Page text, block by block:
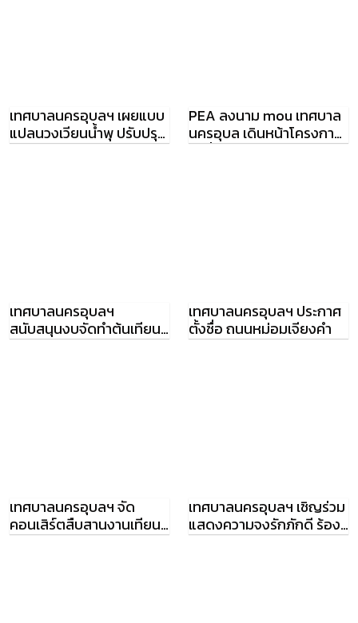
เทศบาลนครอุบลฯ เผยแบบ
แปลนวงเวียนน้ำพุ ปรับปรุง
ใหม่
PEA ลงนาม mou เทศบาล
นครอุบล เดินหน้าโครงการ
เคเบิ้ลใต้ดิน
เทศบาลนครอุบลฯ
สนับสนุนงบจัดทำต้นเทียน-
ขบวนแห่ 2.76 ล้านบาท
เทศบาลนครอุบลฯ ประกาศ
ตั้งชื่อ ถนนหม่อมเจียงคำ
เทศบาลนครอุบลฯ จัด
คอนเสิร์ตสืบสานงานเทียน
พีสะเดิด เต็มวง
เทศบาลนครอุบลฯ เชิญร่วม
แสดงความจงรักภักดี ร้อง
เพลงสรรเสริญพระบารมี